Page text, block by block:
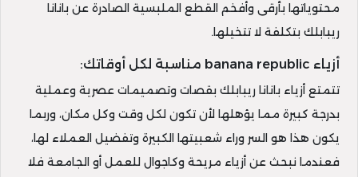
محتوياتها بأرقى وأفخم القطع الملبسية الصادرة عن بانانا
ريبابلك بتكلفة لا تتخيلها.
أزياء banana republic مناسبة لكل أوقاتك:
تتمتع أزياء بانانا ريبابلك بقصات وتصميمات عصرية وعملية
بدرجة كبيرة مما يؤهلها لأن تكون لكل وقت وكل مكان، وربما
يكون هذا هو السر وراء شعبيتها الكبيرة وتفضيل العملاء لها،
فعندما نبحث عن أزياء مريحة وكاجوال للعمل أو الجامعة فلا